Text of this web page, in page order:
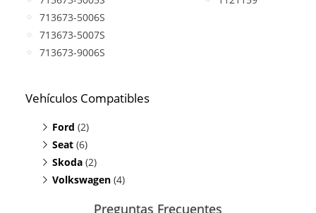
713673-5006S
713673-5007S
713673-9006S
Vehículos Compatibles
Ford (2)
Galaxy 1.9 TDI
Galaxy 1.9 TDI
Seat (6)
Alhambra 1.9 TDI
Cordoba 1.9 TDI
Skoda (2)
Octavia 1.9 TDI
Volkswagen (4)
Preguntas Frecuentes